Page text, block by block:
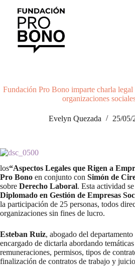
contenido
Fundación Pro Bono imparte charla legal
organizaciones
Evelyn Quezada 25/05/
los“Aspectos Legales que Rigen a
Pro Bono en conjunto con Simón de
sobre Derecho Laboral. Esta actividad
Diplomado en Gestión de Empresas
la participación de 25 personas, todos
organizaciones sin fines de lucro.
Esteban Ruiz, abogado del
encargado de dictarla abordando
remuneraciones, permisos, tipos de
finalización de contratos de trabajo y